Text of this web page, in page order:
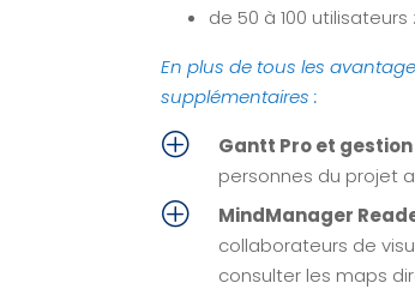
de 50 à 100 utilisateurs :
En plus de tous les
supplémentaires :
P Gantt Pro et
personnes du projet
P MindManager
collaborateurs de
consulter les maps